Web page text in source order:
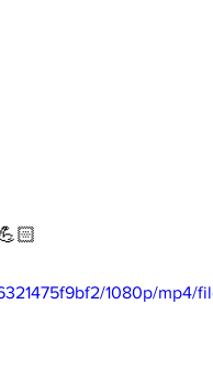
1080p/mp4/